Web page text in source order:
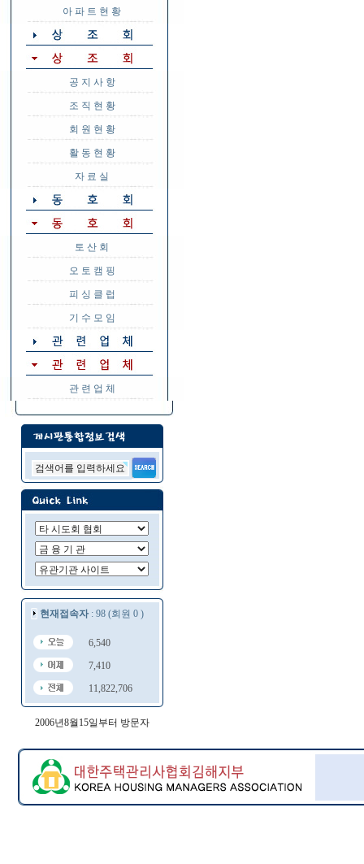
아 파 트 현 황
공 지 사 항
조 직 현 황
회 원 현 황
활 동 현 황
자 료 실
토 산 회
오 토 캠 핑
피 싱 클 럽
기 수 모 임
관 련 업 체
현재접속자: 98 (회원 0 )
6,540
7,410
11,822,706
2006년8월15일부터 방문자